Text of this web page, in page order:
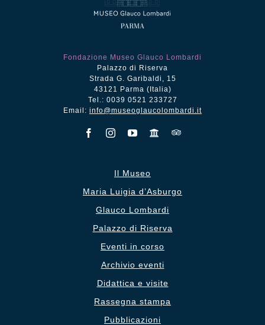
Fondazione Museo Glauco Lombardi
Palazzo di Riserva
Strada G. Garibaldi, 15
43121 Parma (Italia)
Tel.: 0039 0521 233727
Email: info@museoglaucolombardi.it
Il Museo
Maria Luigia d’Asburgo
Glauco Lombardi
Palazzo di Riserva
Eventi in corso
Archivio eventi
Didattica e visite
Rassegna stampa
Pubblicazioni